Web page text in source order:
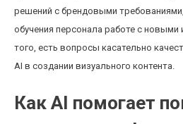
решений с брендовыми
обучения персонала работе с
того, есть вопросы касательно
AI в создании визуального контента.
Как AI помогает